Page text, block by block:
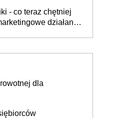
- co teraz chętniej
działania
dla